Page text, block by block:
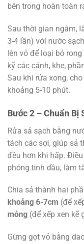
bên trong hoàn toàn
Sau thời gian ngâm,
3-4 lần) với nước
lên vỏ để loại bỏ
kỹ các cánh, khe,
Sau khi rửa xong,
khoảng 5-10 phút.
Bước 2 – Chuẩn Bị
Rửa sả sạch bằng
tách các sợi, giúp sả
đều hơn khi hấp.
phóng tinh dầu, làm
Chia sả thành hai
khoảng 6-7cm (để
mỏng (để xếp xen kẽ
Gừng gọt vỏ bằng